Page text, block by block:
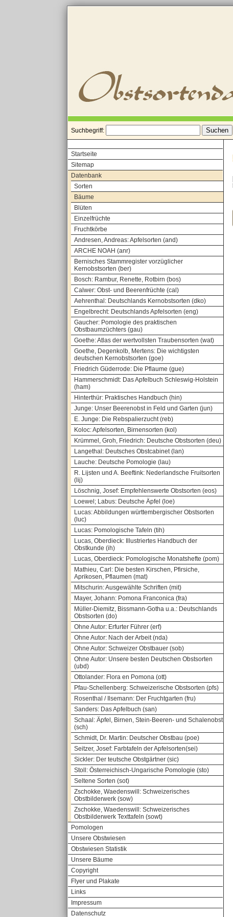
Suchbegriff:
Startseite
Sitemap
Datenbank
Sorten
Bäume
Blüten
Einzelfrüchte
Fruchtkörbe
Andresen, Andreas: Apfelsorten (and)
ARCHE NOAH (anr)
Bernisches Stammregister vorzüglicher
Kernobstsorten (ber)
Bosch: Rambur, Renette, Rotbirn (bos)
Calwer: Obst- und Beerenfrüchte (cal)
Aehrenthal: Deutschlands Kernobstsorten (dko)
Engelbrecht: Deutschlands Apfelsorten (eng)
Gaucher: Pomologie des praktischen
Obstbaumzüchters (gau)
Goethe: Atlas der wertvollsten Traubensorten (wat)
Goethe, Degenkolb, Mertens: Die wichtigsten
deutschen Kernobstsorten (goe)
Friedrich Güderrode: Die Pflaume (gue)
Hammerschmidt: Das Apfelbuch Schleswig-Holstein
(ham)
Hinterthür: Praktisches Handbuch (hin)
Junge: Unser Beerenobst in Feld und Garten (jun)
E. Junge: Die Rebspalierzucht (reb)
Koloc: Apfelsorten, Birnensorten (kol)
Krümmel, Groh, Friedrich: Deutsche Obstsorten (deu)
Langethal: Deutsches Obstcabinet (lan)
Lauche: Deutsche Pomologie (lau)
R. Lijsten und A. Beeftink: Nederlandsche Fruitsorten
(lij)
Löschnig, Josef: Empfehlenswerte Obstsorten (eos)
Loewel; Labus: Deutsche Äpfel (loe)
Lucas: Abbildungen württembergischer Obstsorten
(luc)
Lucas: Pomologische Tafeln (tih)
Lucas, Oberdieck: Illustriertes Handbuch der
Obstkunde (ih)
Lucas, Oberdieck: Pomologische Monatshefte (pom)
Mathieu, Carl: Die besten Kirschen, Pfirsiche,
Aprikosen, Pflaumen (mat)
Mitschurin: Ausgewählte Schriften (mit)
Mayer, Johann: Pomona Franconica (fra)
Müller-Diemitz, Bissmann-Gotha u.a.: Deutschlands
Obstsorten (do)
Ohne Autor: Erfurter Führer (erf)
Ohne Autor: Nach der Arbeit (nda)
Ohne Autor: Schweizer Obstbauer (sob)
Ohne Autor: Unsere besten Deutschen Obstsorten
(ubd)
Ottolander: Flora en Pomona (ott)
Pfau-Schellenberg: Schweizerische Obstsorten (pfs)
Rosenthal / Ilsemann: Der Fruchtgarten (fru)
Sanders: Das Apfelbuch (san)
Schaal: Äpfel, Birnen, Stein-Beeren- und Schalenobst
(sch)
Schmidt, Dr. Martin: Deutscher Obstbau (poe)
Seitzer, Josef: Farbtafeln der Apfelsorten(sei)
Sickler: Der teutsche Obstgärtner (sic)
Stoll: Österreichisch-Ungarische Pomologie (sto)
Seltene Sorten (sot)
Zschokke, Waedenswill: Schweizerisches
Obstbilderwerk (sow)
Zschokke, Waedenswill: Schweizerisches
Obstbilderwerk Texttafeln (sowt)
Pomologen
Unsere Obstwiesen
Obstwiesen Statistik
Unsere Bäume
Copyright
Flyer und Plakate
Links
Impressum
Datenschutz